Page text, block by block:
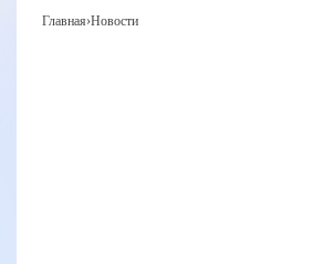
Главная›Новости